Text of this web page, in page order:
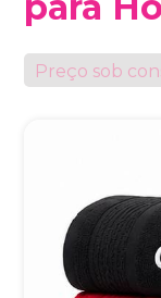
Preço sob
Eu
A nossa
sua
de
qualquer